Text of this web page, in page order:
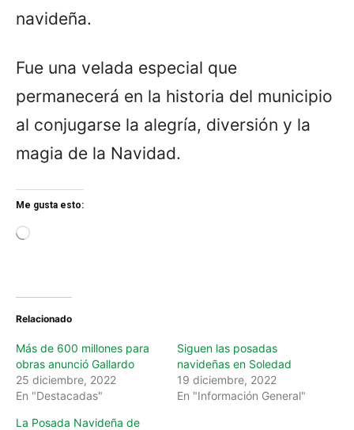
navideña.
Fue una velada especial que
permanecerá en la historia del municipio
al conjugarse la alegría, diversión y la
magia de la Navidad.
Me gusta esto:
g
Relacionado
Más de 600 millones para
obras anunció Gallardo
25 diciembre, 2022
En "Destacadas"
Siguen las posadas
navideñas en Soledad
19 diciembre, 2022
En "Información General"
La Posada Navideña de